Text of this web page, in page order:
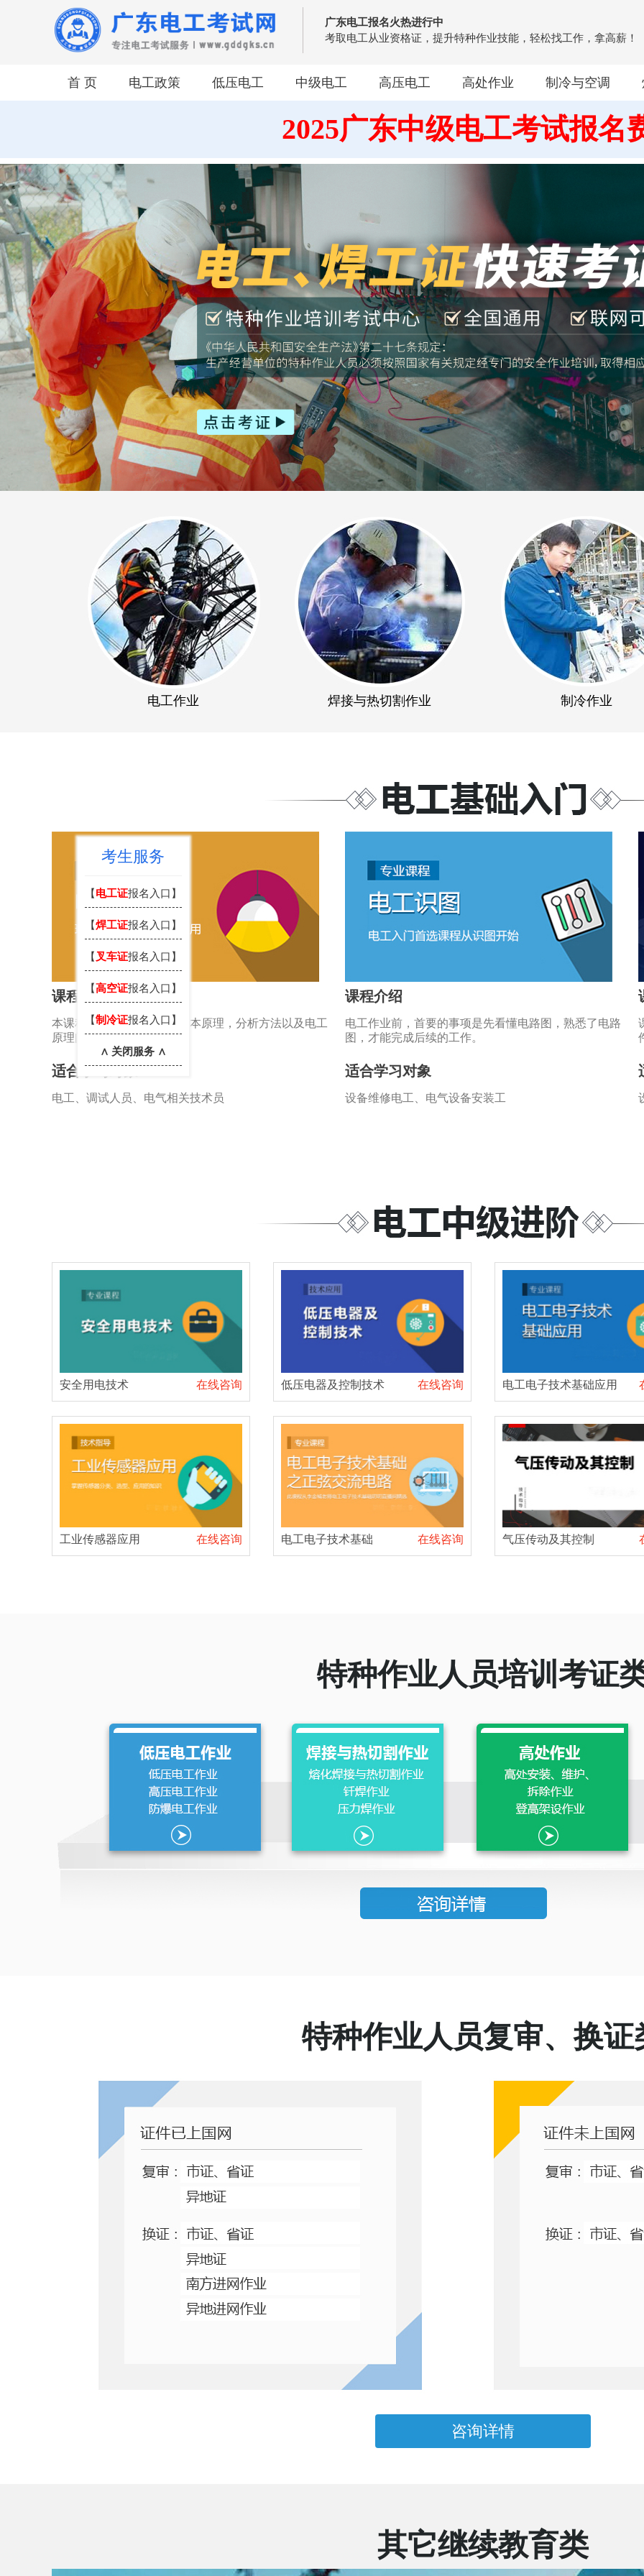
广东电工报名火热进行中
考取电工从业资格证，提升特种作业技能，轻松找工作，拿高薪！
首 页 电工政策 低压电工 中级电工 高压电工 高处作业 制冷与空调
2025广东中级电工考试报名
电工作业 焊接与热切割作业 制冷作业
课程介绍
本课程主要讲解了电路的基本原理，分析方法以及电工
原理问题的基本思路。
适合学习对象
电工、调试人员、电气相关技术员
课程介绍
电工作业前，首要的事项是先看懂电路图，熟悉了电路
图，才能完成后续的工作。
适合学习对象
设备维修电工、电气设备安装工
安全用电技术 在线咨询 低压电器及控制技术 在线咨询 电工电子技术基础应用
工业传感器应用 在线咨询 电工电子技术基础 在线咨询 气压传动及其控制
特种作业人员培训考证
特种作业人员复审、换证
咨询详情
其它继续教育类
考生服务
【 电工证报名入口】
【焊工证报名入口】
【 叉车证报名入口】
【高空证报名入口】
【制冷证报名入口】
∧ 关闭服务 ∧